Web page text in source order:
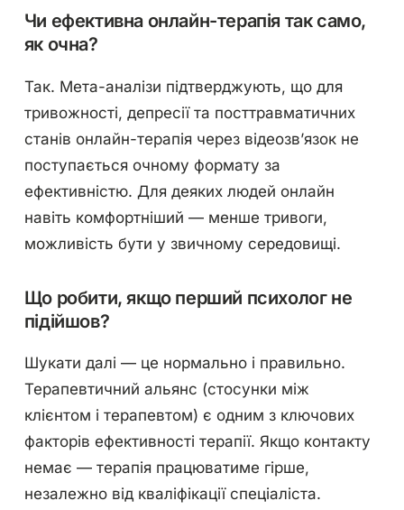
Чи ефективна онлайн-терапія так само,
як очна?
Так. Мета-аналізи підтверджують, що для
тривожності, депресії та посттравматичних
станів онлайн-терапія через відеозв’язок не
поступається очному формату за
ефективністю. Для деяких людей онлайн
навіть комфортніший — менше тривоги,
можливість бути у звичному середовищі.
Що робити, якщо перший психолог не
підійшов?
Шукати далі — це нормально і правильно.
Терапевтичний альянс (стосунки між
клієнтом і терапевтом) є одним з ключових
факторів ефективності терапії. Якщо контакту
немає — терапія працюватиме гірше,
незалежно від кваліфікації спеціаліста.